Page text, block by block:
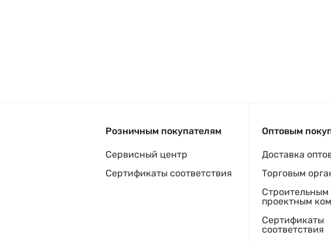
Розничным покупателям
Сервисный центр
Сертификаты соответствия
Оптовым
Доставка
Торговым
Строительным
проектным
Сертификаты
соответствия